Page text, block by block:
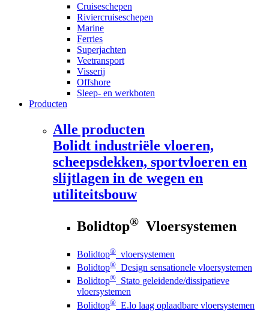
Cruiseschepen
Riviercruiseschepen
Marine
Ferries
Superjachten
Veetransport
Visserij
Offshore
Sleep- en werkboten
Producten
Alle producten
Bolidt industriële vloeren,
scheepsdekken, sportvloeren en
slijtlagen in de wegen en
utiliteitsbouw
Bolidtop® Vloersystemen
Bolidtop® vloersystemen
Bolidtop® Design sensationele vloersystemen
Bolidtop® Stato geleidende/dissipatieve
vloersystemen
Bolidtop® E.lo laag oplaadbare vloersystemen